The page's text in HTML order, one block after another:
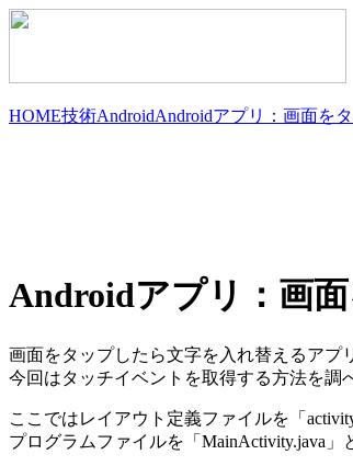
HOME技術AndroidAndroidアプリ：画面を
Androidアプリ：画
画面をタップしたら文字を入れ替えるアプ
今回はタッチイベントを取得する方法を調
ここではレイアウト定義ファイルを「
プログラムファイルを「MainActivity.java」